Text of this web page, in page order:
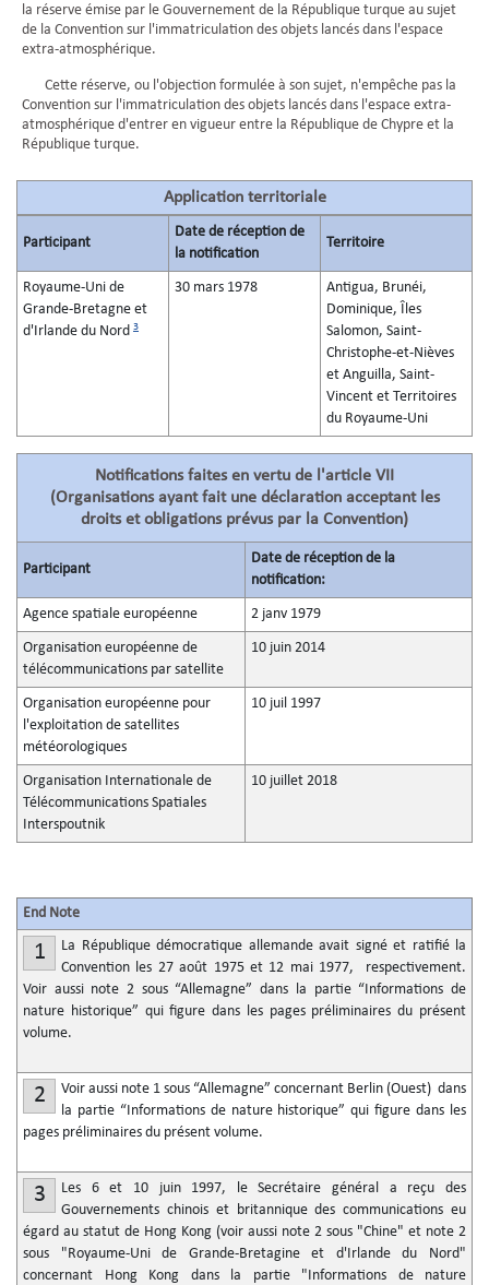
la réserve émise par le Gouvernement de la République turque au sujet
de la Convention sur l'immatriculation des objets lancés dans l'espace
extra-atmosphérique.
Cette réserve, ou l'objection formulée à son sujet, n'empêche pas la
Convention sur l'immatriculation des objets lancés dans l'espace extra-
atmosphérique d'entrer en vigueur entre la République de Chypre et la
République turque.
Application territoriale
Participant
Date de réception de
la notification
Territoire
Royaume-Uni de
Grande-Bretagne et
d'Irlande du Nord 3
30 mars 1978
Antigua, Brunéi,
Dominique, Îles
Salomon, Saint-
Christophe-et-Nièves
et Anguilla, Saint-
Vincent et Territoires
du Royaume-Uni
Notifications faites en vertu de l'article VII
(Organisations ayant fait une déclaration acceptant les
droits et obligations prévus par la Convention)
Participant
Date de réception de la
notification:
Agence spatiale européenne 2 janv 1979
Organisation européenne de
télécommunications par satellite
10 juin 2014
Organisation européenne pour
l'exploitation de satellites
météorologiques
10 juil 1997
Organisation Internationale de
Télécommunications Spatiales
Interspoutnik
10 juillet 2018
End Note
1
La République démocratique allemande avait signé et ratifié la
Convention les 27 août 1975 et 12 mai 1977, respectivement.
Voir aussi note 2 sous “Allemagne” dans la partie “Informations de
nature historique” qui figure dans les pages préliminaires du présent
volume.
2
Voir aussi note 1 sous “Allemagne” concernant Berlin (Ouest) dans
la partie “Informations de nature historique” qui figure dans les
pages préliminaires du présent volume.
3
Les 6 et 10 juin 1997, le Secrétaire général a reçu des
Gouvernements chinois et britannique des communications eu
égard au statut de Hong Kong (voir aussi note 2 sous "Chine" et note 2
sous "Royaume-Uni de Grande-Bretagine et d'Irlande du Nord"
concernant Hong Kong dans la partie "Informations de nature